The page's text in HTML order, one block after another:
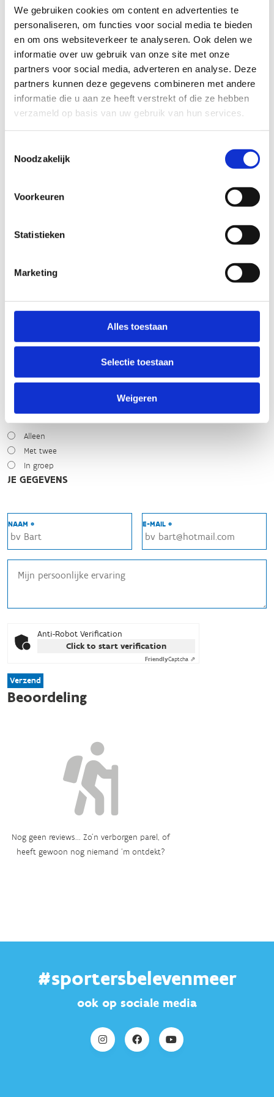
We gebruiken cookies om content en advertenties te
personaliseren, om functies voor social media te bieden
en om ons websiteverkeer te analyseren. Ook delen we
informatie over uw gebruik van onze site met onze
partners voor social media, adverteren en analyse. Deze
partners kunnen deze gegevens combineren met andere
informatie die u aan ze heeft verstrekt of die ze hebben
verzameld op basis van uw gebruik van hun services.
Noodzakelijk
Voorkeuren
Statistieken
Marketing
Alles toestaan
Selectie toestaan
Weigeren
makkelijk moeilijk
BEWEGWIJZERING
TIP:ontbrekende signalisatie kan je melden via het
Routemeldpunt
STAAT VAN PARCOURS(ONDERGROND, BEGROEIING, ONDERHOUD)
Droog
Regen
NIVEAU
Gemiddeld
Alleen
Met twee
In groep
JE GEGEVENS
NAAM * E-MAIL *
Anti-Robot Verification
Click to start verification
FriendlyCaptcha ⇗
Verzend
Beoordeling
Nog geen reviews... Zo’n verborgen parel, of
heeft gewoon nog niemand ‘m ontdekt?
#sportersbelevenmeer
ook op sociale media